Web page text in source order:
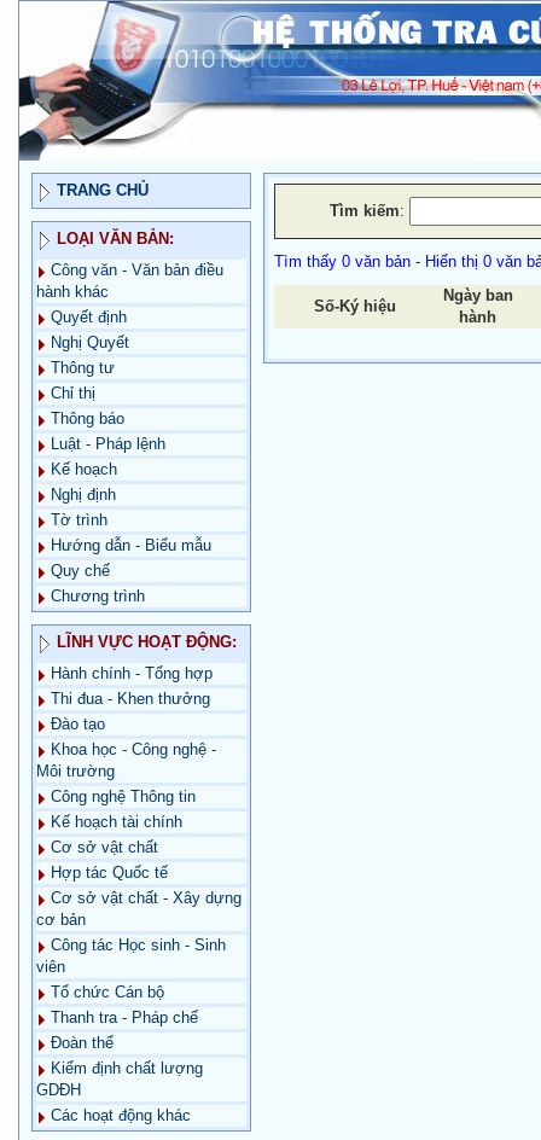
TRANG CHỦ
LOẠI VĂN BẢN:
Công văn - Văn bản điều
hành khác
Quyết định
Nghị Quyết
Thông tư
Chỉ thị
Thông báo
Luật - Pháp lệnh
Kế hoạch
Nghị định
Tờ trình
Hướng dẫn - Biểu mẫu
Quy chế
Chương trình
LĨNH VỰC HOẠT ĐỘNG:
Hành chính - Tổng hợp
Thi đua - Khen thưởng
Đào tạo
Khoa học - Công nghệ -
Môi trường
Công nghệ Thông tin
Kế hoạch tài chính
Cơ sở vật chất
Hợp tác Quốc tế
Cơ sở vật chất - Xây dựng
cơ bản
Công tác Học sinh - Sinh
viên
Tổ chức Cán bộ
Thanh tra - Pháp chế
Đoàn thể
Kiểm định chất lượng
GDĐH
Các hoạt động khác
Tìm kiếm:
Tìm thấy 0 văn bản - Hiển thị 0 văn
Số-Ký hiệu
Ngày ban
hành